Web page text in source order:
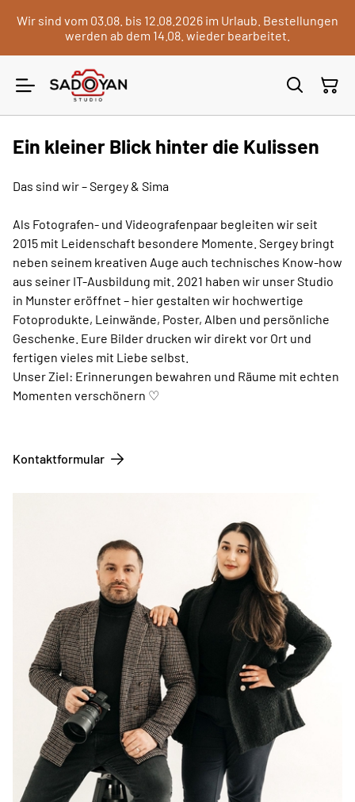
Wir sind vom 03.08. bis 12.08.2026 im Urlaub. Bestellungen
werden ab dem 14.08. wieder bearbeitet.
Ein kleiner Blick hinter die Kulissen
Das sind wir – Sergey & Sima
Als Fotografen- und Videografenpaar begleiten wir seit
2015 mit Leidenschaft besondere Momente. Sergey bringt
neben seinem kreativen Auge auch technisches Know-how
aus seiner IT-Ausbildung mit. 2021 haben wir unser Studio
in Munster eröffnet – hier gestalten wir hochwertige
Fotoprodukte, Leinwände, Poster, Alben und persönliche
Geschenke. Eure Bilder drucken wir direkt vor Ort und
fertigen vieles mit Liebe selbst.
Unser Ziel: Erinnerungen bewahren und Räume mit echten
Momenten verschönern ♡
Kontaktformular